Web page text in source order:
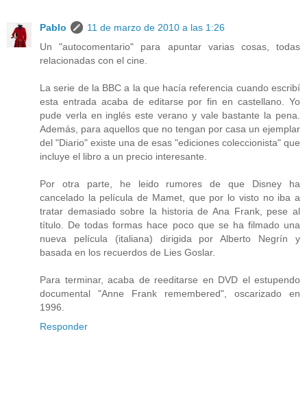
Pablo
11 de marzo de 2010 a las 1:26
Un "autocomentario" para apuntar varias cosas, todas
relacionadas con el cine.
La serie de la BBC a la que hacía referencia cuando escribí
esta entrada acaba de editarse por fin en castellano. Yo
pude verla en inglés este verano y vale bastante la pena.
Además, para aquellos que no tengan por casa un ejemplar
del "Diario" existe una de esas "ediciones coleccionista" que
incluye el libro a un precio interesante.
Por otra parte, he leido rumores de que Disney ha
cancelado la película de Mamet, que por lo visto no iba a
tratar demasiado sobre la historia de Ana Frank, pese al
título. De todas formas hace poco que se ha filmado una
nueva película (italiana) dirigida por Alberto Negrín y
basada en los recuerdos de Lies Goslar.
Para terminar, acaba de reeditarse en DVD el estupendo
documental "Anne Frank remembered", oscarizado en
1996.
Responder